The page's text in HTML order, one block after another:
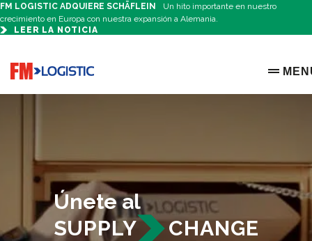
FM LOGISTIC ADQUIERE SCHÄFLEIN
Un hito importante en nuestro
crecimiento en Europa con nuestra expansión a Alemania.
LEER LA NOTICIA
Go to home page
OPEN
Únete al
SUPPLY
CHANGE